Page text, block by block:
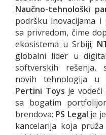
Naučno-tehnološki
podršku inovacijama i
sa privredom, čime
ekosistema u Srbiji;
globalni lider u
softverskih rešenja,
novih tehnologija u
Pertini Toys je
sa bogatim
brendova; PS Legal je
kancelarija koja